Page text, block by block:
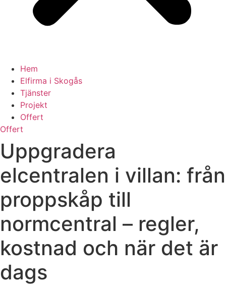
Hem
Elfirma i Skogås
Tjänster
Projekt
Offert
Offert
Uppgradera
elcentralen i villan: från
proppskåp till
normcentral – regler,
kostnad och när det är
dags